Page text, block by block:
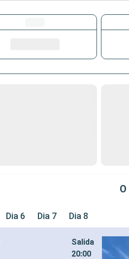
Dia 6 Dia 7 Dia 8
Salida
20:00